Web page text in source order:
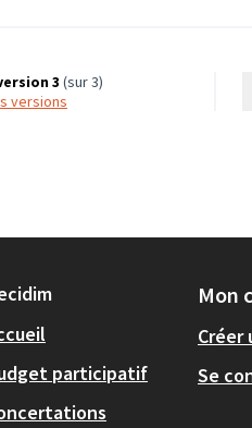
3 (sur 3)
versions
participatif
Mon
Créer
Se